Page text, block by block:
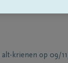
alt-krienen op 09/